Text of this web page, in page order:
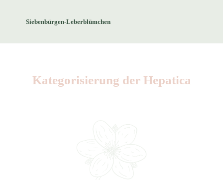
Siebenbürgen-Leberblümchen
Kategorisierung der Hepatica